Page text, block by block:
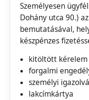
Személyesen
Dohány utca 90.)
bemutatásával,
készpénzes
kitöltött kérelem
forgalmi
személyi
lakcímkártya